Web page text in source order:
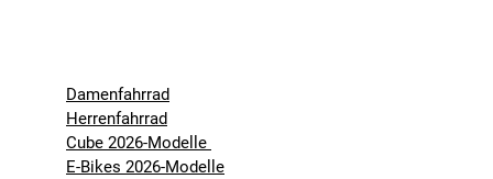
Damenfahrrad
Herrenfahrrad
Cube 2026-Modelle
E-Bikes 2026-Modelle